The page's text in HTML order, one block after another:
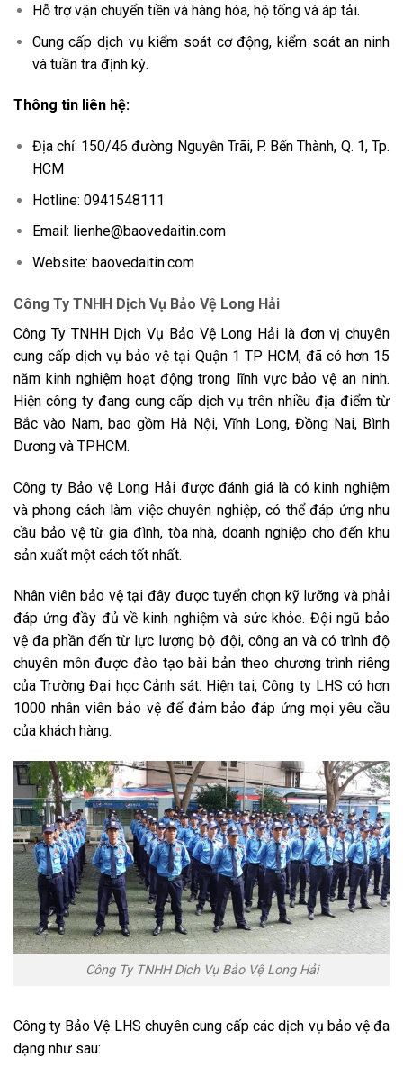
Hỗ trợ vận chuyển tiền và hàng hóa, hộ tống và áp tải.
Cung cấp dịch vụ kiểm soát cơ động, kiểm soát an ninh
và tuần tra định kỳ.
Thông tin liên hệ:
Địa chỉ: 150/46 đường Nguyễn Trãi, P. Bến Thành, Q. 1, Tp.
HCM
Hotline: 0941548111
Email: lienhe@baovedaitin.com
Website: baovedaitin.com
Công Ty TNHH Dịch Vụ Bảo Vệ Long Hải
Công Ty TNHH Dịch Vụ Bảo Vệ Long Hải là đơn vị chuyên
cung cấpdịch vụ bảo vệ tại Quận 1 TP HCM, đã có hơn 15
năm kinh nghiệm hoạt động trong lĩnh vực bảo vệ an ninh.
Hiện công ty đang cung cấp dịch vụ trên nhiều địa điểm từ
Bắc vào Nam, bao gồm Hà Nội, Vĩnh Long, Đồng Nai, Bình
Dương và TPHCM.
Công ty Bảo vệ Long Hải được đánh giá là có kinh nghiệm
và phong cách làm việc chuyên nghiệp, có thể đáp ứng nhu
cầu bảo vệ từ gia đình, tòa nhà, doanh nghiệp cho đến khu
sản xuất một cách tốt nhất.
Nhân viên bảo vệ tại đây được tuyển chọn kỹ lưỡng và phải
đáp ứng đầy đủ về kinh nghiệm và sức khỏe. Đội ngũ bảo
vệ đa phần đến từ lực lượng bộ đội, công an và có trình độ
chuyên môn được đào tạo bài bản theo chương trình riêng
của Trường Đại học Cảnh sát. Hiện tại, Công ty LHS có hơn
1000 nhân viên bảo vệ để đảm bảo đáp ứng mọi yêu cầu
của khách hàng.
Công Ty TNHH Dịch Vụ Bảo Vệ Long Hải
Công ty Bảo Vệ LHS chuyên cung cấp các dịch vụ bảo vệ đa
dạng như sau: